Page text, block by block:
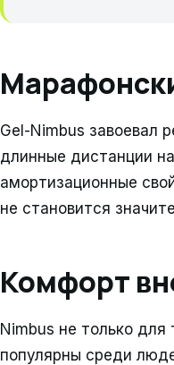
Gel-Nimbus завоевал
длинные дистанции
амортизационные
не становится
Комфорт
Nimbus не только для
популярны среди